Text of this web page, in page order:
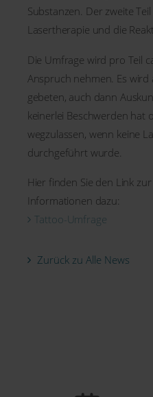
Substanzen. Der zweite
Lasertherapie und die
Die Umfrage wird pro Teil
Anspruch nehmen. Es
gebeten, auch dann
keinerlei Beschwerden hat
wegzulassen, wenn keine
durchgeführt wurde.
Hier finden Sie den Link
Informationen dazu:
Tattoo-Umfrage
Zurück zu Alle News